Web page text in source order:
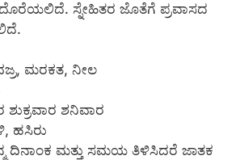
ದೊರೆಯಲಿದೆ. ಸ್ನೇಹಿತರ ಜೊತೆಗೆ ಪ್ರವಾಸದ
ಮರಕತ, ನೀಲ
ಶುಕ್ರವಾರ ಶನಿವಾರ
ಹಸಿರು
ದಿನಾಂಕ ಮತ್ತು ಸಮಯ ತಿಳಿಸಿದರೆ ಜಾತಕ